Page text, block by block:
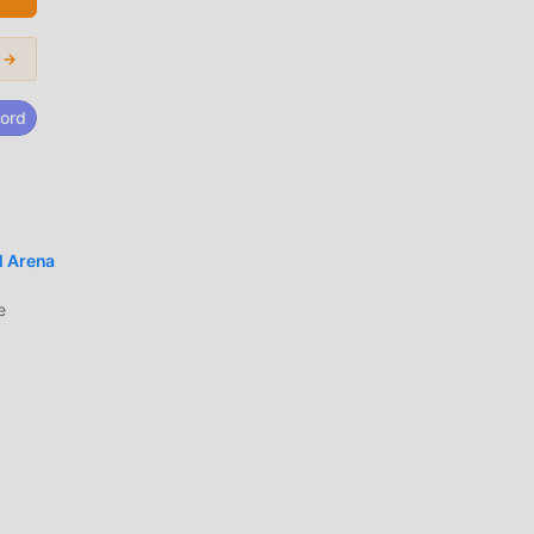
→
Arena